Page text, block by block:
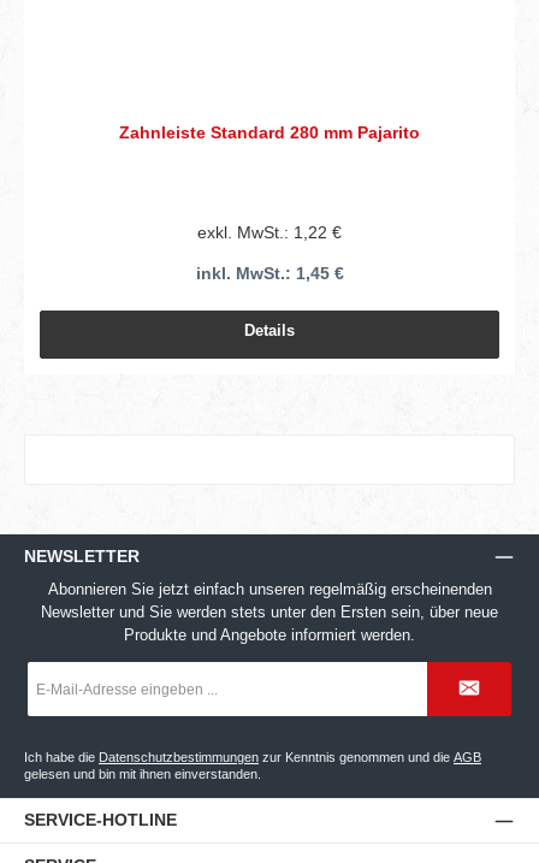
Zahnleiste Standard 280 mm Pajarito
exkl. MwSt.: 1,22 €
inkl. MwSt.: 1,45 €
Details
NEWSLETTER
Abonnieren Sie jetzt einfach unseren regelmäßig erscheinenden
Newsletter und Sie werden stets unter den Ersten sein, über neue
Produkte und Angebote informiert werden.
Mail-
*
Ich habe die Datenschutzbestimmungen zur Kenntnis genommen und die AGB
gelesen und bin mit ihnen einverstanden.
SERVICE-HOTLINE